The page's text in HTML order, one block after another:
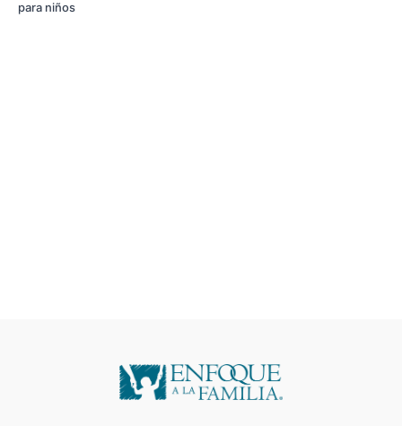
para niños